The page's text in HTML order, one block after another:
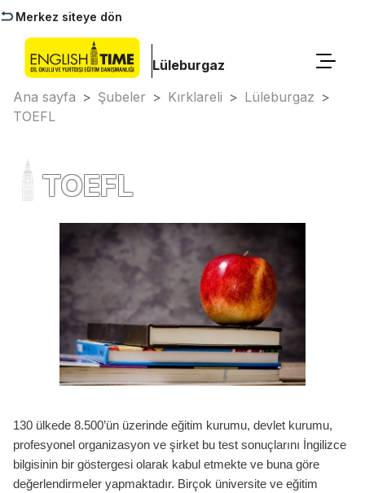
Merkez siteye dön
Lüleburgaz
Ana sayfa > Şubeler > Kırklareli > Lüleburgaz >
TOEFL
TOEFL
130 ülkede 8.500’ün üzerinde eğitim kurumu, devlet kurumu,
profesyonel organizasyon ve şirket bu test sonuçlarını İngilizce
bilgisinin bir göstergesi olarak kabul etmekte ve buna göre
değerlendirmeler yapmaktadır. Birçok üniversite ve eğitim